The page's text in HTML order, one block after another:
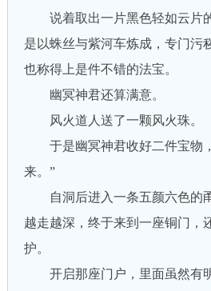
说着取出一片黑色轻如云片
是以蛛丝与紫河车炼成，专门污
也称得上是件不错的法宝。
幽冥神君还算满意。
风火道人送了一颗风火珠。
于是幽冥神君收好二件宝物
来。”
自洞后进入一条五颜六色的甬
越走越深，终于来到一座铜门，
护。
开启那座门户，里面虽然有